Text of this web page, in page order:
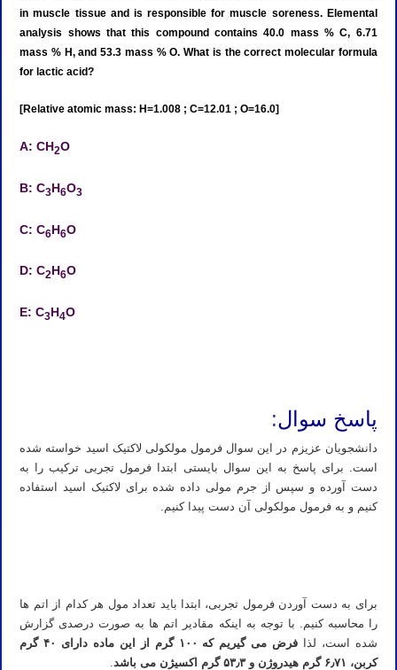
in muscle tissue and is responsible for muscle soreness. Elemental
analysis shows that this compound contains 40.0 mass % C, 6.71
mass % H, and 53.3 mass % O. What is the correct molecular formula
for lactic acid?
[Relative atomic mass: H=1.008 ; C=12.01 ; O=16.0]
A: CH2O
B: C3H6O3
C: C6H6O
D: C2H6O
E: C3H4O
پاسخ سوال:
دانشجویان عزیزم در این سوال فرمول مولکولی لاکتیک اسید خواسته شده
است. برای پاسخ به این سوال بایستی ابتدا فرمول تجربی ترکیب را به
دست آورده و سپس از جرم مولی داده شده برای لاکتیک اسید استفاده
کنیم و به فرمول مولکولی آن دست پیدا کنیم.
برای به دست آوردن فرمول تجربی، ابتدا باید تعداد مول هر کدام از اتم ها
را محاسبه کنیم. با توجه به اینکه مقادیر اتم ها به صورت درصدی گزارش
شده است، لذا
فرض می گیریم که ۱۰۰ گرم از این ماده دارای ۴۰ گرم
کربن، ۶٫۷۱ گرم هیدروژن و ۵۳٫۳ گرم اکسیژن می باشد